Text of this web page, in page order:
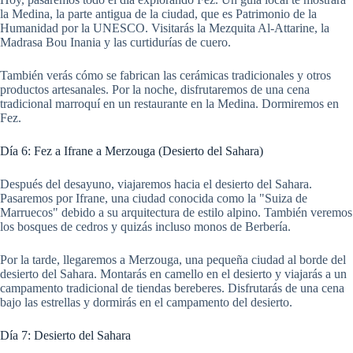
la Medina, la parte antigua de la ciudad, que es Patrimonio de la
Humanidad por la UNESCO. Visitarás la Mezquita Al-Attarine, la
Madrasa Bou Inania y las curtidurías de cuero.
También verás cómo se fabrican las cerámicas tradicionales y otros
productos artesanales. Por la noche, disfrutaremos de una cena
tradicional marroquí en un restaurante en la Medina. Dormiremos en
Fez.
Día 6: Fez a Ifrane a Merzouga (Desierto del Sahara)
Después del desayuno, viajaremos hacia el desierto del Sahara.
Pasaremos por Ifrane, una ciudad conocida como la "Suiza de
Marruecos" debido a su arquitectura de estilo alpino. También veremos
los bosques de cedros y quizás incluso monos de Berbería.
Por la tarde, llegaremos a Merzouga, una pequeña ciudad al borde del
desierto del Sahara. Montarás en camello en el desierto y viajarás a un
campamento tradicional de tiendas bereberes. Disfrutarás de una cena
bajo las estrellas y dormirás en el campamento del desierto.
Día 7: Desierto del Sahara